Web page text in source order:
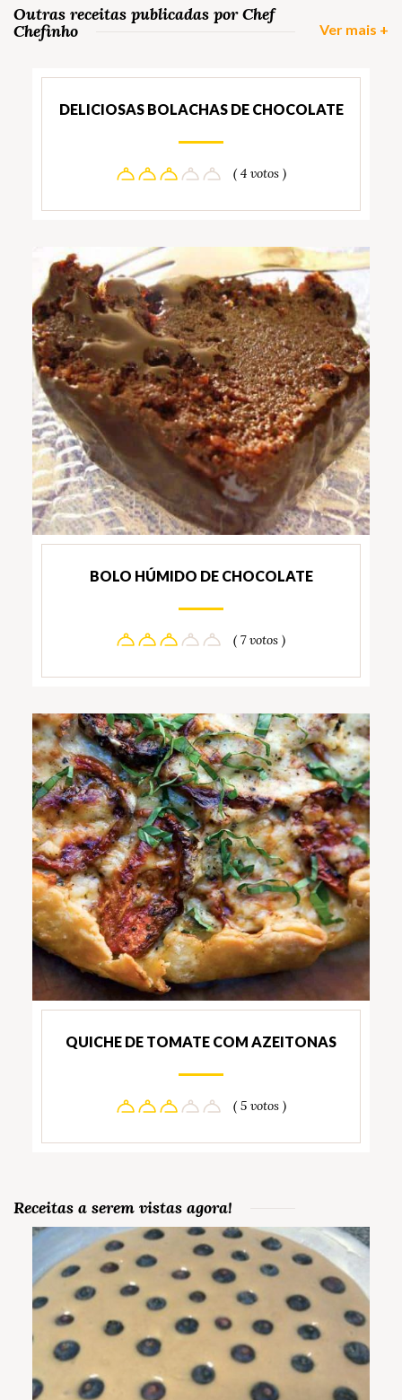
Outras receitas publicadas por Chef
Chefinho
Ver mais +
DELICIOSAS BOLACHAS DE CHOCOLATE
( 4 votos )
BOLO HÚMIDO DE CHOCOLATE
( 7 votos )
QUICHE DE TOMATE COM AZEITONAS
( 5 votos )
Receitas a serem vistas agora!